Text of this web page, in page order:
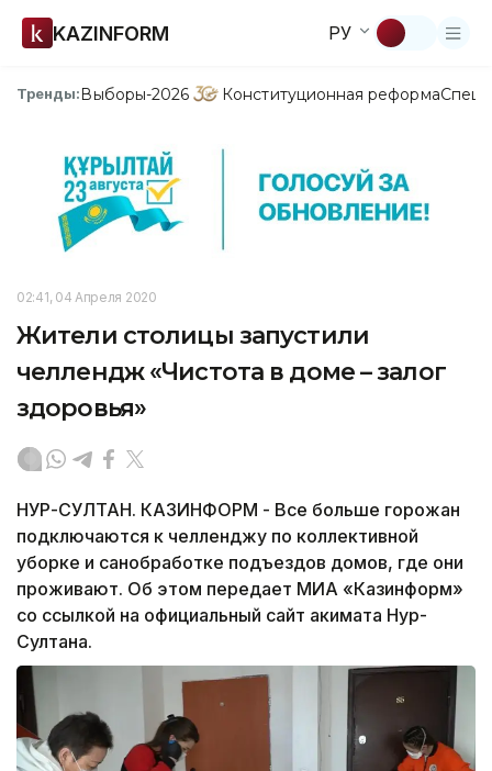
KAZINFORM РУ
Тренды:Выборы-2026 Конституционная реформа
02:41, 04 Апреля 2020
Жители столицы запустили
челлендж «Чистота в доме – залог
здоровья»
НУР-СУЛТАН. КАЗИНФОРМ - Все больше горожан
подключаются к челленджу по коллективной
уборке и санобработке подъездов домов, где они
проживают. Об этом передает МИА «Казинформ»
со ссылкой на официальный сайт акимата Нур-
Султана.